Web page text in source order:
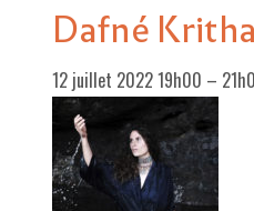
LE PROGRAMME
DÉTAIL DES ÉVÉNEMENTS
LA SAISON CULTURELLE
AMI·ES ARTISTES
Dafné
12 juillet 2022 19h00 –